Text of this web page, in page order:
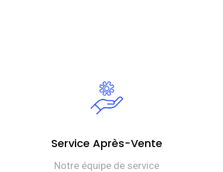
Service Après-Vente
Notre équipe de service